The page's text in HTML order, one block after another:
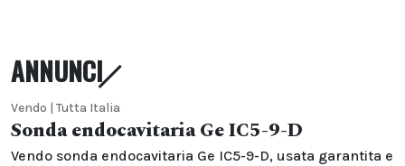
ANNUNCI
Vendo | Tutta Italia
Sonda endocavitaria Ge IC5-9-D
Vendo sonda endocavitaria Ge IC5-9-D, usata garantita e